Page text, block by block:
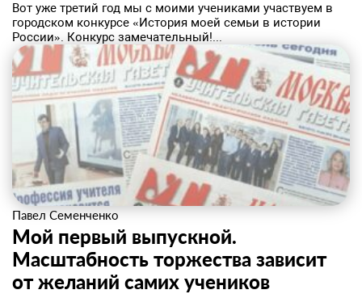
​Вот уже третий год мы с моими учениками участвуем в
городском конкурсе «История моей семьи в истории
России». Конкурс замечательный!...
Павел Семенченко
Мой первый выпускной.
Масштабность торжества зависит
от желаний самих учеников